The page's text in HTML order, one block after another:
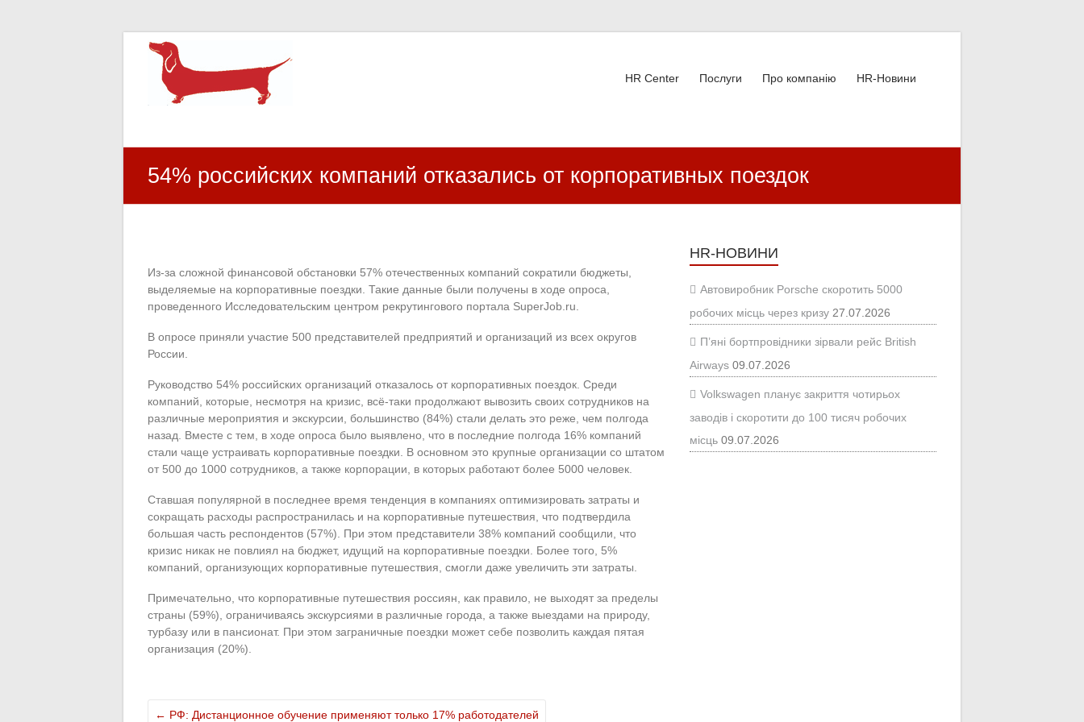
HR Center
залученість персоналу, e-NPS, оцінка ЗВК
HR Center Послуги Про компанію HR-Новини
54% российских компаний отказались от корпоративных поездок
Из-за сложной финансовой обстановки 57% отечественных компаний сократили бюджеты,
выделяемые на корпоративные поездки. Такие данные были получены в ходе опроса,
проведенного Исследовательским центром рекрутингового портала SuperJob.ru.
В опросе приняли участие 500 представителей предприятий и организаций из всех округов
России.
Руководство 54% российских организаций отказалось от корпоративных поездок. Среди
компаний, которые, несмотря на кризис, всё-таки продолжают вывозить своих сотрудников на
различные мероприятия и экскурсии, большинство (84%) стали делать это реже, чем полгода
назад. Вместе с тем, в ходе опроса было выявлено, что в последние полгода 16% компаний
стали чаще устраивать корпоративные поездки. В основном это крупные организации со штатом
от 500 до 1000 сотрудников, а также корпорации, в которых работают более 5000 человек.
Ставшая популярной в последнее время тенденция в компаниях оптимизировать затраты и
сокращать расходы распространилась и на корпоративные путешествия, что подтвердила
большая часть респондентов (57%). При этом представители 38% компаний сообщили, что
кризис никак не повлиял на бюджет, идущий на корпоративные поездки. Более того, 5%
компаний, организующих корпоративные путешествия, смогли даже увеличить эти затраты.
Примечательно, что корпоративные путешествия россиян, как правило, не выходят за пределы
страны (59%), ограничиваясь экскурсиями в различные города, а также выездами на природу,
турбазу или в пансионат. При этом заграничные поездки может себе позволить каждая пятая
организация (20%).
← РФ: Дистанционное обучение применяют только 17% работодателей
HR-НОВИНИ
Автовиробник Porsche скоротить 5000
робочих місць через кризу 27.07.2026
П’яні бортпровідники зірвали рейс British
Airways 09.07.2026
Volkswagen планує закриття чотирьох
заводів і скоротити до 100 тисяч робочих
місць 09.07.2026